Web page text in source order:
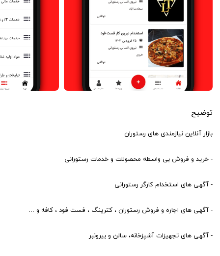
توضیح
بازار آنلاین نیازمندی های رستوران
- خرید و فروش بی واسطه محصولات و خدمات رستورانی
- آگهی های استخدام کارگر رستورانی
- آگهی های اجاره و فروش رستوران ، کترینگ ، فست فود ، کافه و ...
- آگهی های تجهیزات آشپزخانه، سالن و بیرونبر